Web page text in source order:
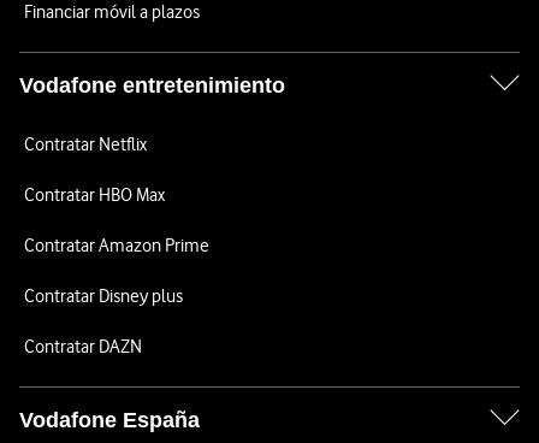
Financiar móvil a plazos
Vodafone entretenimiento
Contratar Netflix
Contratar HBO Max
Contratar Amazon Prime
Contratar Disney plus
Contratar DAZN
Vodafone España